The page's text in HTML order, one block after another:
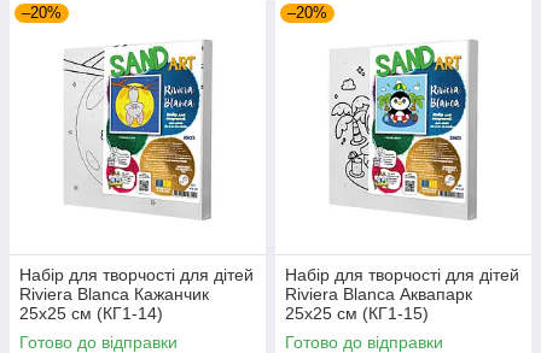
–20%
Набір для творчості для дітей
Riviera Blanca Кажанчик
25x25 см (КГ1-14)
Готово до відправки
–20%
Набір для творчості для дітей
Riviera Blanca Аквапарк
25x25 см (КГ1-15)
Готово до відправки